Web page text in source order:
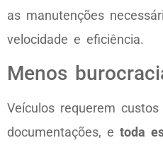
as manutenções
velocidade e eficiência.
Menos
Veículos requerem
documentações, e toda